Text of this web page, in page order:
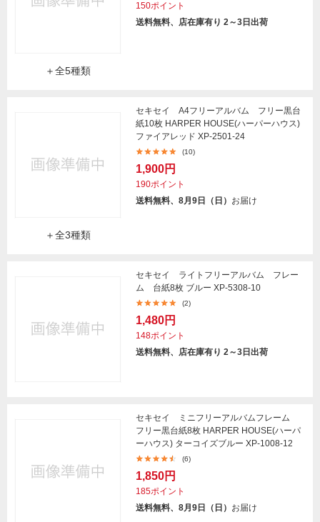
＋全5種類
150ポイント
送料無料、店在庫有り 2～3日出荷
＋全3種類
セキセイ A4フリーアルバム フリー黒台
紙10枚 HARPER HOUSE(ハーパーハウス)
ファイアレッド XP-2501-24
(10)
1,900円
190ポイント
送料無料、8月9日（日） お届け
セキセイ ライトフリーアルバム フレー
ム 台紙8枚 ブルー XP-5308-10
(2)
1,480円
148ポイント
送料無料、店在庫有り 2～3日出荷
セキセイ ミニフリーアルバムフレーム
フリー黒台紙8枚 HARPER HOUSE(ハーパ
ーハウス) ターコイズブルー XP-1008-12
(6)
1,850円
185ポイント
送料無料、8月9日（日） お届け